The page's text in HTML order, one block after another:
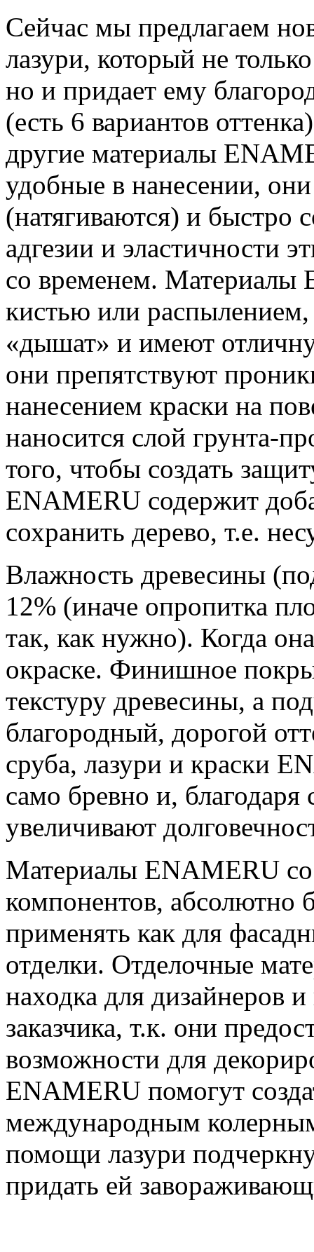
Сейчас мы предлагаем
лазури, который не
но и придает ему
(есть 6 вариантов
другие материалы
удобные в нанесении,
(натягиваются) и быстро
адгезии и эластичности
со временем. Материалы
кистью или
«дышат» и имеют
они препятствуют
нанесением краски на
наносится слой грунта-
того, чтобы создать
ENAMERU содержит
сохранить дерево, т.е.
Влажность древесины
12% (иначе опропитка
так, как нужно). Когда
окраске. Финишное
текстуру древесины, а
благородный, дорогой
сруба, лазури и краски
само бревно и,
увеличивают
Материалы ENAMERU
компонентов, абсолютно
применять как для
отделки. Отделочные
находка для дизайнеров
заказчика, т.к. они
возможности для
ENAMERU помогут
международным
помощи лазури
придать ей